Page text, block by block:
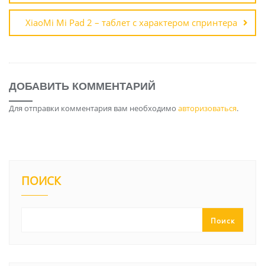
XiaoMi Mi Pad 2 – таблет с характером спринтера
ДОБАВИТЬ КОММЕНТАРИЙ
Для отправки комментария вам необходимо авторизоваться.
ПОИСК
Поиск